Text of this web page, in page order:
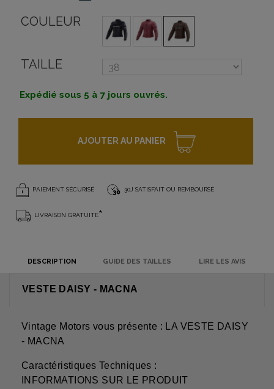
COULEUR
TAILLE
Expédié sous 5 à 7 jours ouvrés.
AJOUTER AU PANIER
PAIEMENT SÉCURISÉ 30J SATISFAIT OU REMBOURSÉ
LIVRAISON GRATUITE*
DESCRIPTION GUIDE DES TAILLES LIRE LES AVIS
VESTE DAISY - MACNA
Vintage Motors vous présente : LA VESTE DAISY
- MACNA
Caractéristiques Techniques :
INFORMATIONS SUR LE PRODUIT